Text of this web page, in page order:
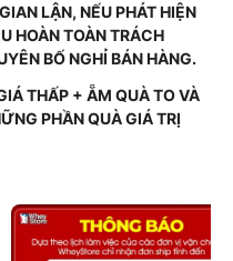
LẬN, NẾU PHÁT HIỆN
HOÀN TOÀN TRÁCH
BỐ NGHỈ BÁN HÀNG.
THẤP + ẴM QUÀ TO VÀ
PHẦN QUÀ GIÁ TRỊ